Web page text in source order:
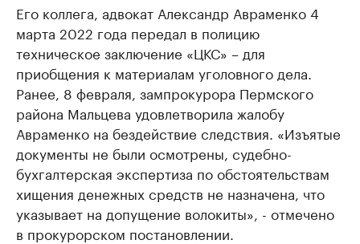
Его коллега, адвокат Александр Авраменко 4
марта 2022 года передал в полицию
техническое заключение «ЦКС» – для
приобщения к материалам уголовного дела.
Ранее, 8 февраля, зампрокурора Пермского
района Мальцева удовлетворила жалобу
Авраменко на бездействие следствия. «Изъятые
документы не были осмотрены, судебно-
бухгалтерская экспертиза по обстоятельствам
хищения денежных средств не назначена, что
указывает на допущение волокиты», - отмечено
в прокурорском постановлении.